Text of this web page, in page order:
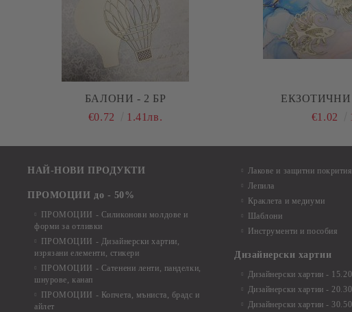
БАЛОНИ - 2 БР
€0.72
1.41лв.
ЕКЗОТИЧНИ
€1.02
НАЙ-НОВИ ПРОДУКТИ
ПРОМОЦИИ до - 50%
ПРОМОЦИИ - Силиконови молдове и
форми за отливки
ПРОМОЦИИ - Дизайнерски хартии,
изрязани елементи, стикери
ПРОМОЦИИ - Сатенени ленти, панделки,
шнурове, канап
ПРОМОЦИИ - Копчета, мъниста, брадс и
айлет
Лакове и защитни покрития
Лепила
Краклета и медиуми
Шаблони
Инструменти и пособия
Дизайнерски хартии
Дизайнерски хартии -
Дизайнерски хартии -
Дизайнерски хартии -